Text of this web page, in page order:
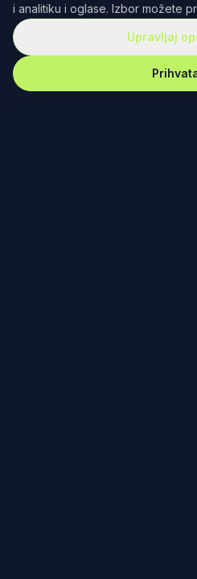
i analitiku i oglase. Izbor možete
Upravljaj